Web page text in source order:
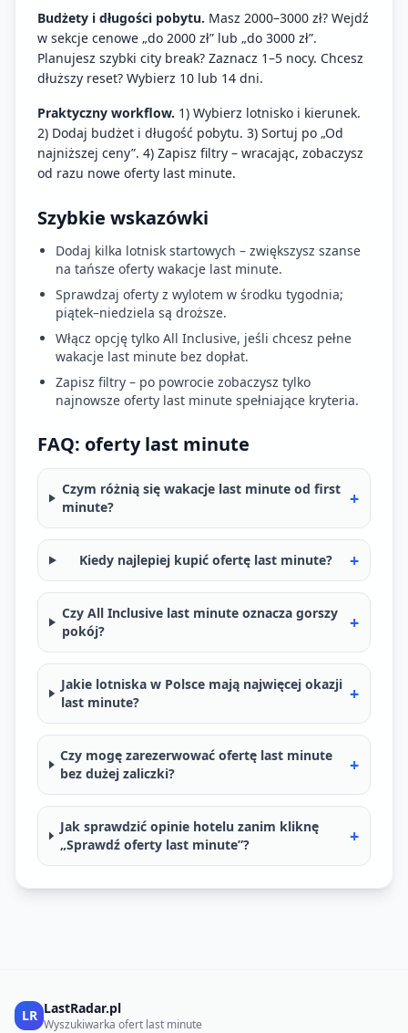
Budżety i długości pobytu. Masz 2000–3000 zł? Wejdź
w sekcje cenowe „do 2000 zł” lub „do 3000 zł”.
Planujesz szybki city break? Zaznacz 1–5 nocy. Chcesz
dłuższy reset? Wybierz 10 lub 14 dni.
Praktyczny workflow. 1) Wybierz lotnisko i kierunek.
2) Dodaj budżet i długość pobytu. 3) Sortuj po „Od
najniższej ceny”. 4) Zapisz filtry – wracając, zobaczysz
od razu nowe oferty last minute.
Szybkie wskazówki
Dodaj kilka lotnisk startowych – zwiększysz szanse
na tańsze oferty wakacje last minute.
Sprawdzaj oferty z wylotem w środku tygodnia;
piątek–niedziela są droższe.
Włącz opcję tylko All Inclusive, jeśli chcesz pełne
wakacje last minute bez dopłat.
Zapisz filtry – po powrocie zobaczysz tylko
najnowsze oferty last minute spełniające kryteria.
FAQ: oferty last minute
Czym różnią się wakacje last minute od first
minute?
+
Kiedy najlepiej kupić ofertę last minute? +
Czy All Inclusive last minute oznacza gorszy
pokój?
+
Jakie lotniska w Polsce mają najwięcej okazji
last minute?
+
Czy mogę zarezerwować ofertę last minute
bez dużej zaliczki?
+
Jak sprawdzić opinie hotelu zanim kliknę
„Sprawdź oferty last minute”?
+
LR LastRadar.pl
Wyszukiwarka ofert last minute